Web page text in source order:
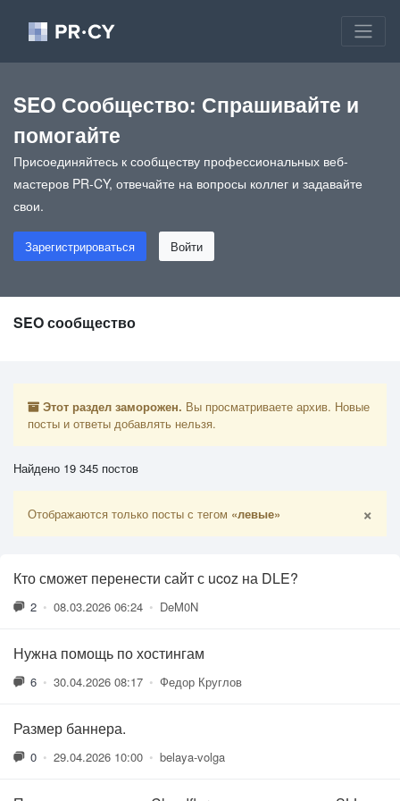
SEO Сообщество: Спрашивайте и
помогайте
Присоединяйтесь к сообществу профессиональных веб-
мастеров PR-CY, отвечайте на вопросы коллег и задавайте
свои.
Зарегистрироваться Войти
SEO сообщество
Этот раздел заморожен. Вы просматриваете архив. Новые
посты и ответы добавлять нельзя.
Найдено 19 345 постов
Отображаются только посты с тегом «левые» ×
Кто сможет перенести сайт с ucoz на DLE?
2 • 08.03.2026 06:24 • DeM0N
Нужна помощь по хостингам
6 • 30.04.2026 08:17 • Федор Круглов
Размер баннера.
0 • 29.04.2026 10:00 • belaya-volga